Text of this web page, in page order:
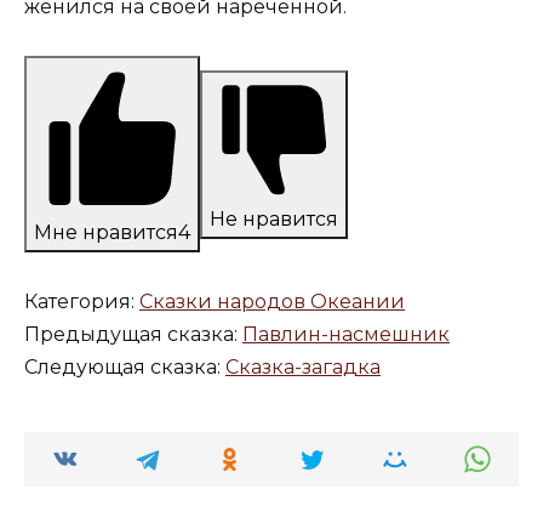
женился на своей нареченной.
Мне нравится4
Не нравится
Категория: Сказки народов Океании
Предыдущая сказка: Павлин-насмешник
Следующая сказка: Сказка-загадка